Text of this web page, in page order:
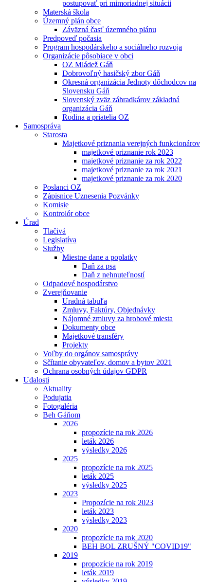
postupovať pri mimoriadnej situácii
Materská škola
Územný plán obce
Záväzná časť územného plánu
Predpoveď počasia
Program hospodárskeho a sociálneho rozvoja
Organizácie pôsobiace v obci
OZ Mládež Gáň
Dobrovoľný hasičský zbor Gáň
Okresná organizácia Jednoty dôchodcov na
Slovensku Gáň
Slovenský zväz záhradkárov základná
organizácia Gáň
Rodina a priatelia OZ
Samospráva
Starosta
Majetkové priznania verejných funkcionárov
majetkové priznanie rok 2023
majetkové priznanie za rok 2022
majetkové priznanie za rok 2021
majetkové priznanie za rok 2020
Poslanci OZ
Zápisnice Uznesenia Pozvánky
Komisie
Kontrolór obce
Úrad
Tlačivá
Legislatíva
Služby
Miestne dane a poplatky
Daň za psa
Daň z nehnuteľností
Odpadové hospodárstvo
Zverejňovanie
Uradná tabuľa
Zmluvy, Faktúry, Objednávky
Nájomné zmluvy za hrobové miesta
Dokumenty obce
Majetkové transféry
Projekty
Voľby do orgánov samosprávy
Sčítanie obyvateľov, domov a bytov 2021
Ochrana osobných údajov GDPR
Udalosti
Aktuality
Podujatia
Fotogaléria
Beh Gáňom
2026
propozície na rok 2026
leták 2026
výsledky 2026
2025
propozície na rok 2025
leták 2025
výsledky 2025
2023
Propozície na rok 2023
leták 2023
výsledky 2023
2020
propozície na rok 2020
BEH BOL ZRUŠNÝ "COVID19"
2019
propozície na rok 2019
leták 2019